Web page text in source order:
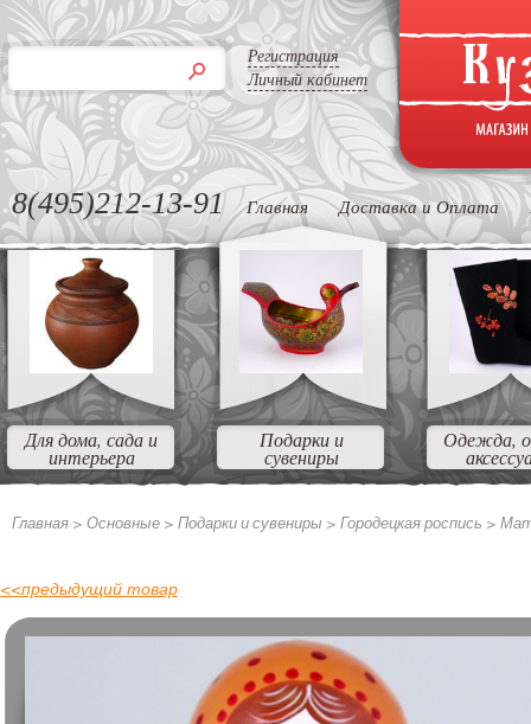
Регистрация
Личный кабинет
8(495)212-13-91 Главная Доставка и Оплата
Для дома, сада и
интерьера
Подарки и
сувениры
Одежда,
Главная > Основные > Подарки и сувениры > Городецкая роспись >
<<предыдущий товар